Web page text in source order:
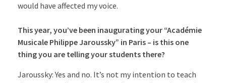
would have affected my voice.
This year, you’ve been inaugurating your “Académie
Musicale Philippe Jaroussky” in Paris – is this one
thing you are telling your students there?
Jaroussky: Yes and no. It’s not my intention to teach